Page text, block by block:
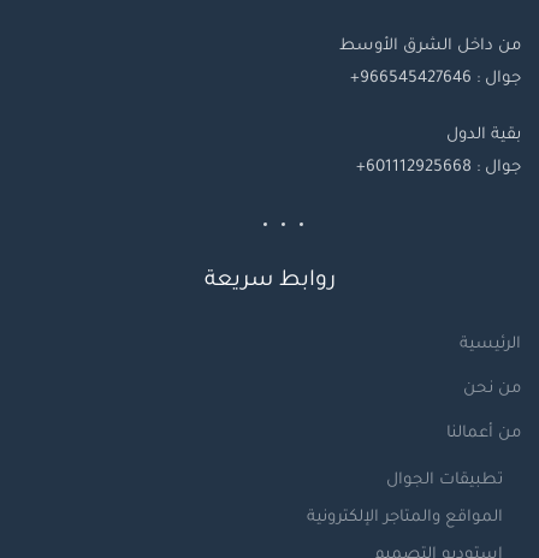
من داخل الشرق الأوسط
جوال : 966545427646+
بقية الدول
جوال : 601112925668+
روابط سريعة
الرئيسية
من نحن
من أعمالنا
تطبيقات الجوال
المواقع والمتاجر الإلكترونية